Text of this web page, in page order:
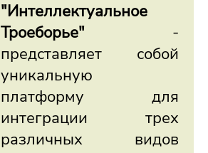
"Интеллектуальное
Троеборье" -
представляет собой
уникальную
платформу для
интеграции трех
различных видов